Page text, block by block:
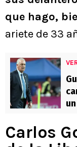
que hago,
ariete de 33
Carlos